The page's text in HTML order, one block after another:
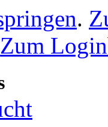
.
Zum